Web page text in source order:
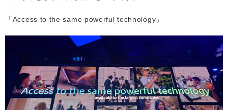
「Access to the same powerful technology」